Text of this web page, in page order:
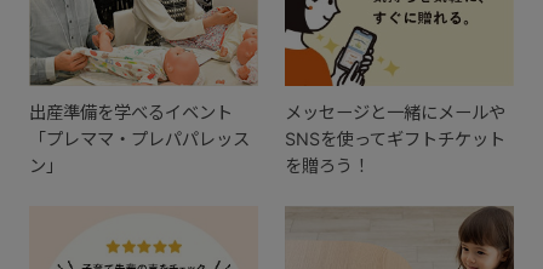
出産準備を学べるイベント
「プレママ・プレパパレッス
ン」
メッセージと一緒にメールや
SNSを使ってギフトチケット
を贈ろう！